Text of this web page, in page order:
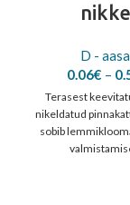
D -
0.06€ –
Terasest
nikeldatud
sobib